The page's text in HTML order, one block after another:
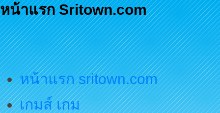
หน้าแรก Sritown.com
หน้าแรก sritown.com
เกมส์ เกม